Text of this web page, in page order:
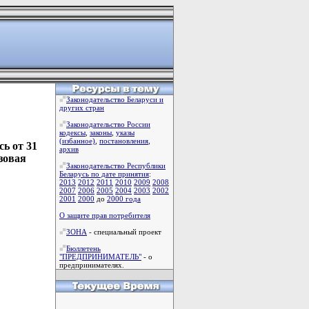
от 31
Законодательство Беларуси и
других стран
Законодательство России
кодексы законы указы
(избанное) постановления
архив
Законодательство Республики
Беларусь по дате принятия:
2013 2012 2011 2010 2009 2008
2007 2006 2005 2004 2003 2002
2001 2000 до 2000 года
О защите прав потребителя
ЗОНА - специальный проект
Бюллетень
"ПРЕДПРИНИМАТЕЛЬ" - о
предпринимателях.